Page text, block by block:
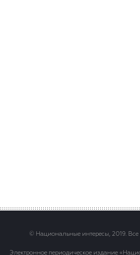
© Национальные интересы, 2019.
Электронное периодическое издание